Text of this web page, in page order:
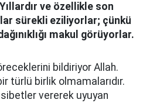
ve özellikle son
sürekli eziliyorlar; çünkü
makul görüyorlar.
bildiriyor Allah.
türlü birlik olmamalarıdır.
vererek uyuyan